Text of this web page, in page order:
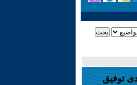
توفيق